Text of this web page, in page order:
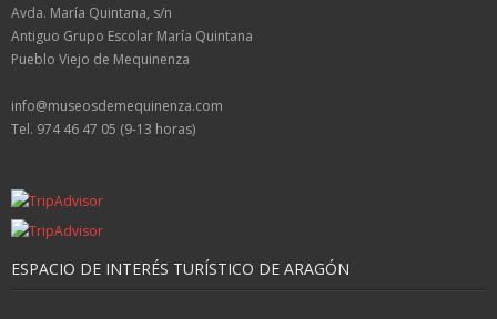
Avda. María Quintana, s/n
Antiguo Grupo Escolar María Quintana
Pueblo Viejo de Mequinenza
info@museosdemequinenza.com
Tel. 974 46 47 05 (9-13 horas)
ESPACIO DE INTERÉS TURÍSTICO DE ARAGÓN